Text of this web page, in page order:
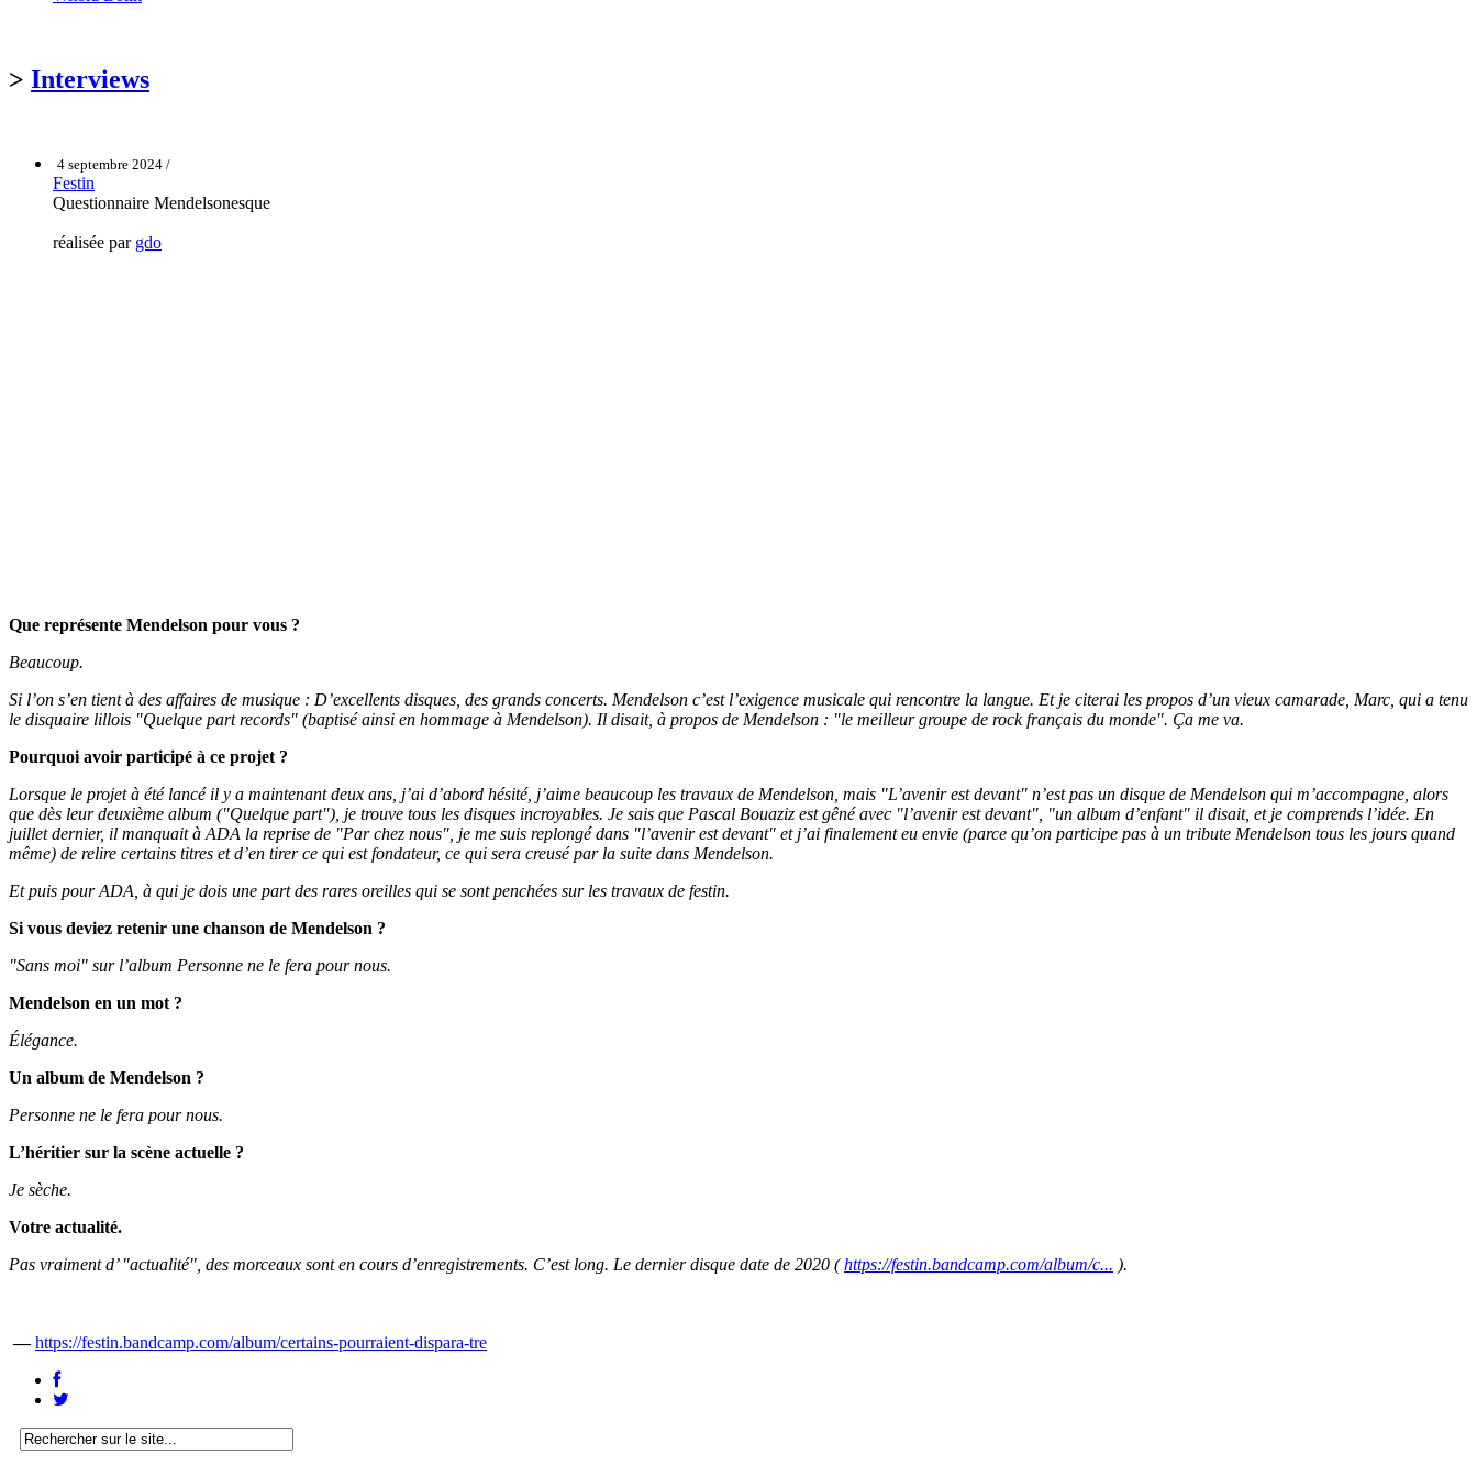
> Interviews
4 septembre 2024 /
Festin
Questionnaire Mendelsonesque
réalisée par gdo
Que représente Mendelson pour vous ?
Beaucoup.
Si l’on s’en tient à des affaires de musique : D’excellents disques, des grands concerts. Mendelson c’est l’exigence musicale qui rencontre la langue. Et je citerai les propos d’un vieux camarade, Marc, qui a tenu
le disquaire lillois "Quelque part records" (baptisé ainsi en hommage à Mendelson). Il disait, à propos de Mendelson : "le meilleur groupe de rock français du monde". Ça me va.
Pourquoi avoir participé à ce projet ?
Lorsque le projet à été lancé il y a maintenant deux ans, j’ai d’abord hésité, j’aime beaucoup les travaux de Mendelson, mais "L’avenir est devant" n’est pas un disque de Mendelson qui m’accompagne, alors
que dès leur deuxième album ("Quelque part"), je trouve tous les disques incroyables. Je sais que Pascal Bouaziz est gêné avec "l’avenir est devant", "un album d’enfant" il disait, et je comprends l’idée. En
juillet dernier, il manquait à ADA la reprise de "Par chez nous", je me suis replongé dans "l’avenir est devant" et j’ai finalement eu envie (parce qu’on participe pas à un tribute Mendelson tous les jours quand
même) de relire certains titres et d’en tirer ce qui est fondateur, ce qui sera creusé par la suite dans Mendelson.
Et puis pour ADA, à qui je dois une part des rares oreilles qui se sont penchées sur les travaux de festin.
Si vous deviez retenir une chanson de Mendelson ?
"Sans moi" sur l’album Personne ne le fera pour nous.
Mendelson en un mot ?
Élégance.
Un album de Mendelson ?
Personne ne le fera pour nous.
L’héritier sur la scène actuelle ?
Je sèche.
Votre actualité.
Pas vraiment d’ "actualité", des morceaux sont en cours d’enregistrements. C’est long. Le dernier disque date de 2020 (https://festin.bandcamp.com/album/c... ).
— https://festin.bandcamp.com/album/certains-pourraient-dispara-tre